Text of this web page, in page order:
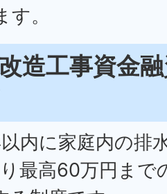
。
造工事資金
内に家庭内の排
最高60万円まで